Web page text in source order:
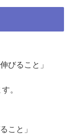
びること」
。
こと」